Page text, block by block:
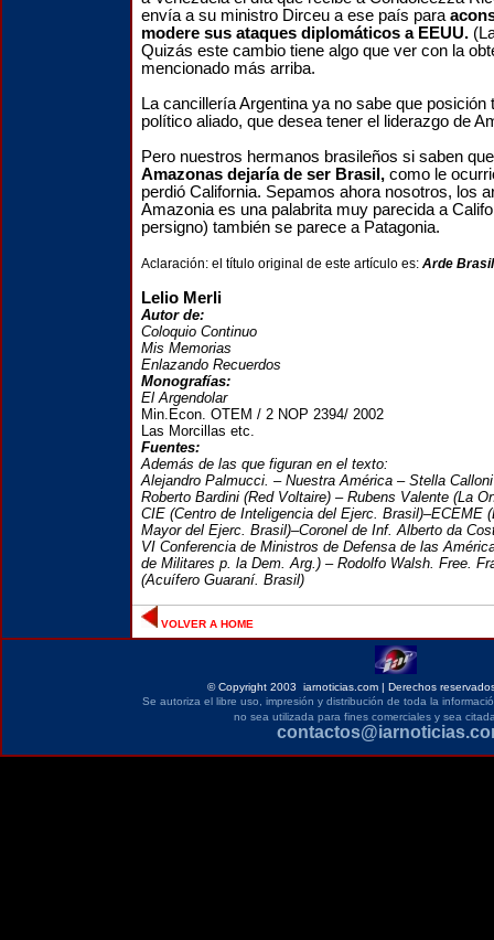
envía a su ministro Dirceu a ese país para
modere sus ataques diplomáticos a EEUU.
Quizás este cambio tiene algo que ver con la
mencionado más arriba.
La cancillería Argentina ya no sabe que posición
político aliado, que desea tener el liderazgo de
Pero nuestros hermanos brasileños si saben
Amazonas dejaría de ser Brasil, como le
perdió California. Sepamos ahora nosotros, los
Amazonia es una palabrita muy parecida a
persigno) también se parece a Patagonia.
Aclaración: el título original de este artículo es: Arde Brasil
Lelio Merli
Autor de:
Coloquio Continuo
Mis Memorias
Enlazando Recuerdos
Monografías:
El Argendolar
Min.Econ. OTEM / 2 NOP 2394/ 2002
Las Morcillas etc.
Fuentes:
Además de las que figuran en el texto:
Alejandro Palmucci. – Nuestra América – Stella
Roberto Bardini (Red Voltaire) – Rubens Valente (La
CIE (Centro de Inteligencia del Ejerc. Brasil)–ECEME
Mayor del Ejerc. Brasil)–Coronel de Inf. Alberto da
VI Conferencia de Ministros de Defensa de las
de Militares p. la Dem. Arg.) – Rodolfo Walsh. Free.
(Acuífero Guaraní. Brasil)
VOLVER A HOME
© Copyright 2003 iarnoticias.com | Derechos
Se autoriza el libre uso, impresión y distribución de toda la
no sea utilizada para fines comerciales y sea